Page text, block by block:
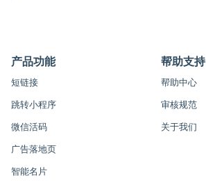
产品功能
短链接
跳转小程序
微信活码
广告落地页
智能名片
帮助支持
帮助中心
审核规范
关于我们